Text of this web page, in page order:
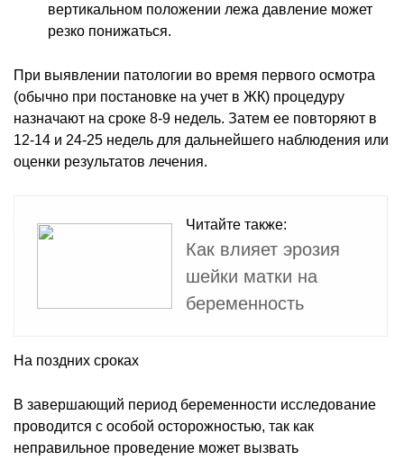
вертикальном положении лежа давление может
резко понижаться.
При выявлении патологии во время первого осмотра
(обычно при постановке на учет в ЖК) процедуру
назначают на сроке 8-9 недель. Затем ее повторяют в
12-14 и 24-25 недель для дальнейшего наблюдения или
оценки результатов лечения.
Читайте также:
Как влияет эрозия
шейки матки на
беременность
На поздних сроках
В завершающий период беременности исследование
проводится с особой осторожностью, так как
неправильное проведение может вызвать